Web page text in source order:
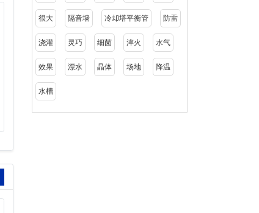
工业闭式横流冷却塔
很大 隔音墙 冷却塔平衡管 防雷
浇灌 灵巧 细菌 淬火 水气
效果 漂水 晶体 场地 降温
水槽